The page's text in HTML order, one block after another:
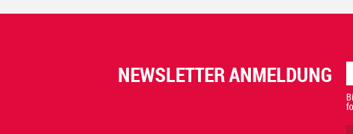
NEWSLETTER ANMELDUNG